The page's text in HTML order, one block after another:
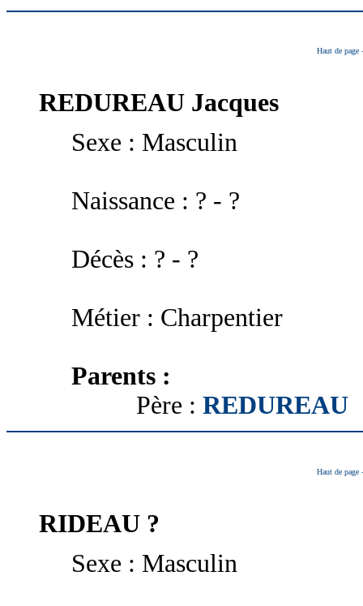
Haut de page
REDUREAU Jacques
Sexe : Masculin
Naissance : ? - ?
Décès : ? - ?
Métier : Charpentier
Parents :
Père : REDUREAU
Haut de page
RIDEAU ?
Sexe : Masculin